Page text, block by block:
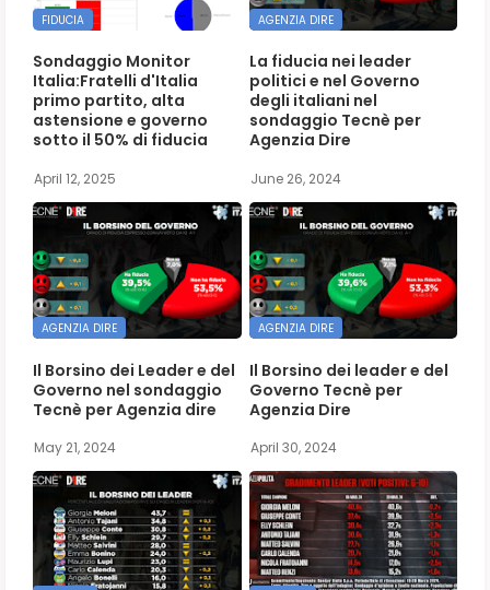
FIDUCIA
Sondaggio Monitor
Italia:Fratelli d'Italia
primo partito, alta
astensione e governo
sotto il 50% di fiducia
April 12, 2025
AGENZIA DIRE
La fiducia nei leader
politici e nel Governo
degli italiani nel
sondaggio Tecnè per
Agenzia Dire
June 26, 2024
AGENZIA DIRE
Il Borsino dei Leader e del
Governo nel sondaggio
Tecnè per Agenzia dire
May 21, 2024
AGENZIA DIRE
Il Borsino dei leader e del
Governo Tecnè per
Agenzia Dire
April 30, 2024